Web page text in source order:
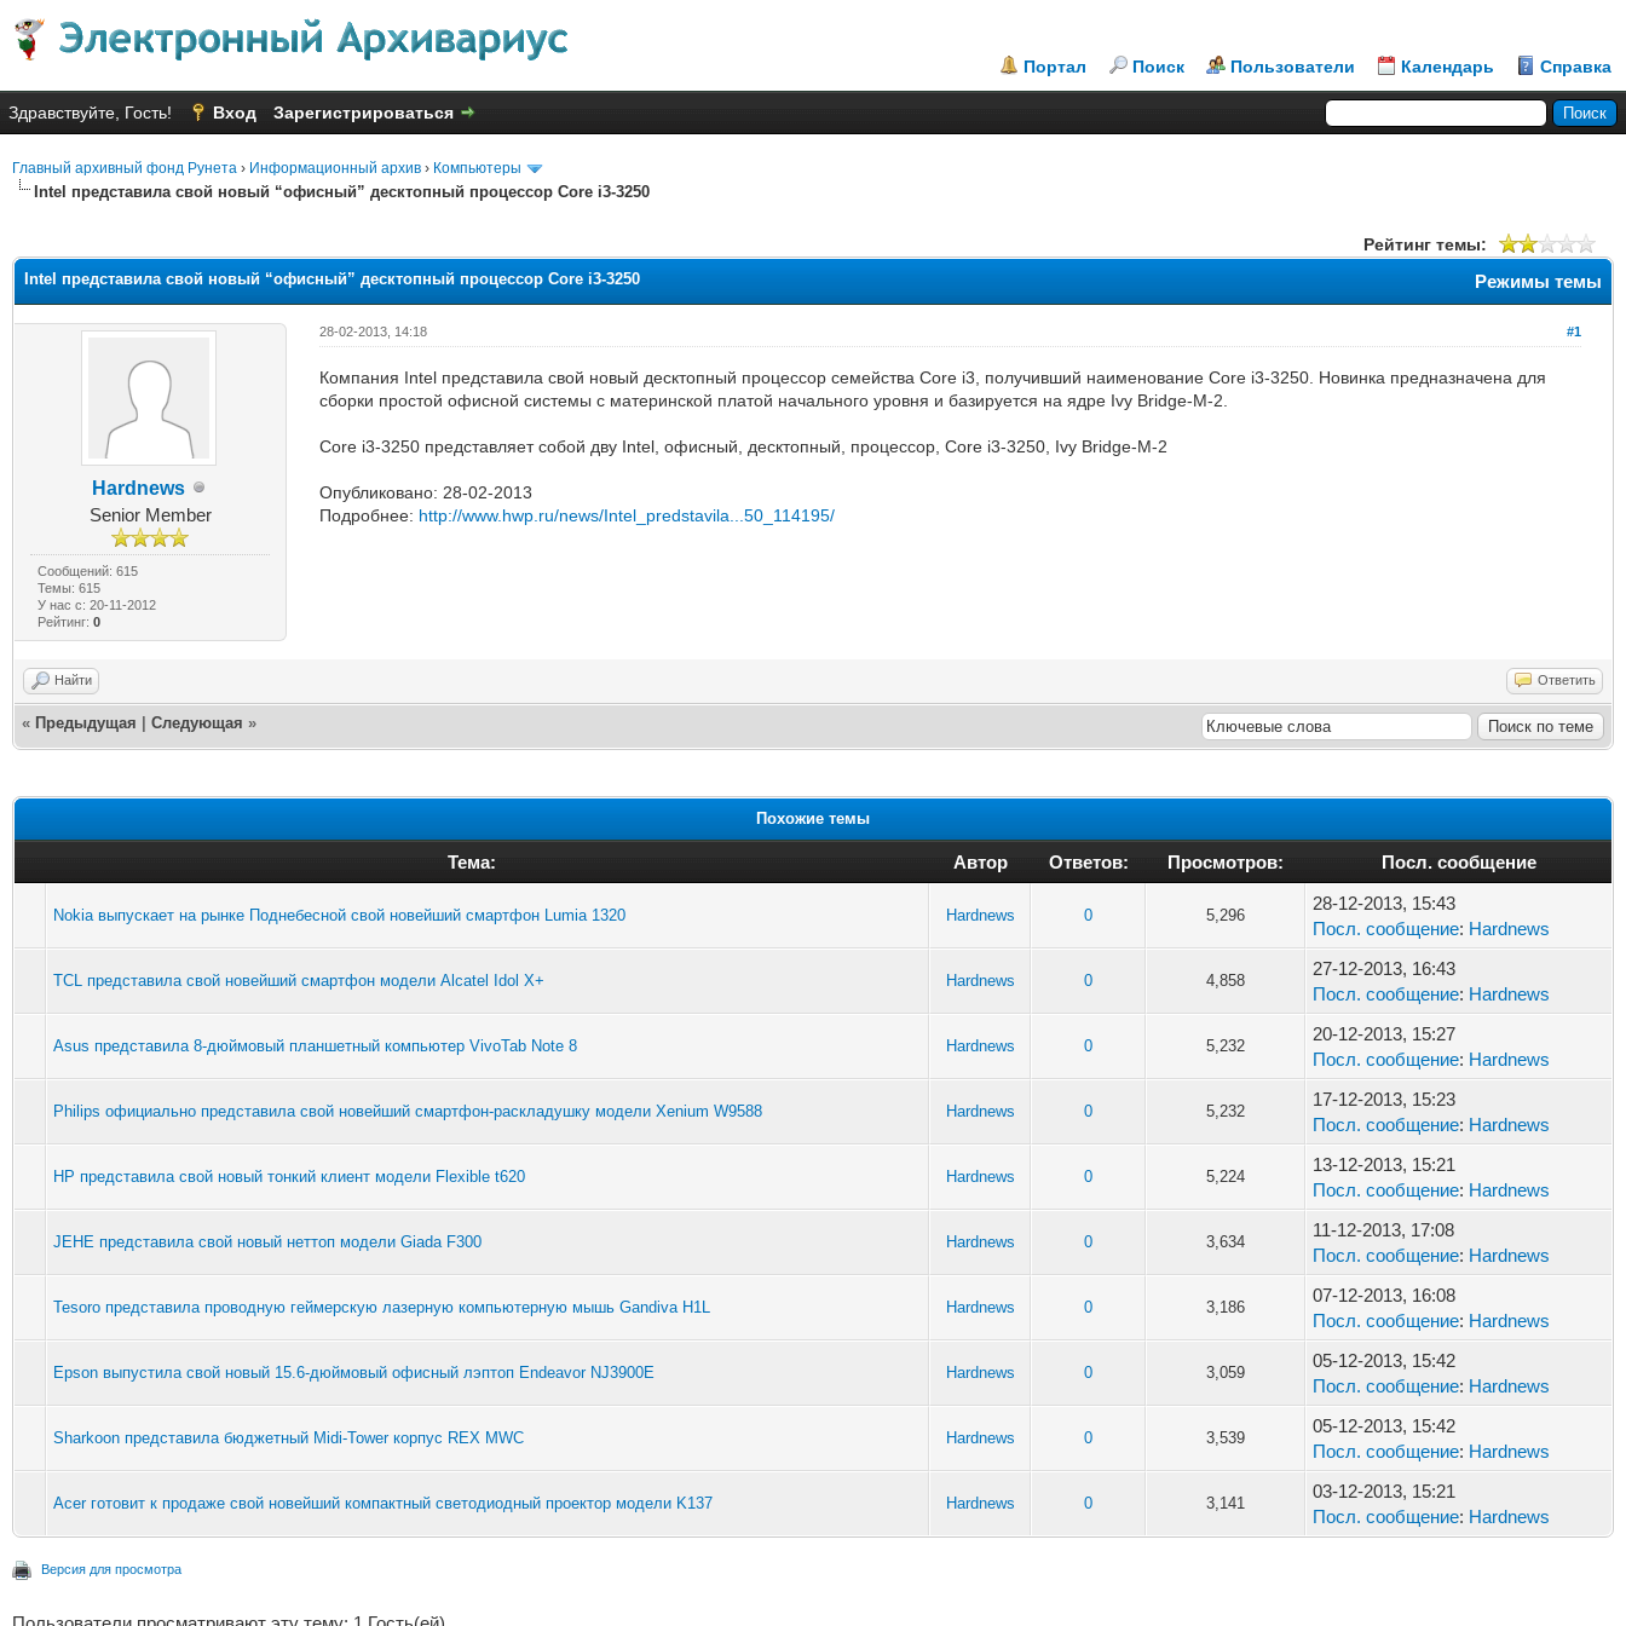
Портал Поиск Пользователи Календарь Справка
Здравствуйте, Гость! Вход Зарегистрироваться
Главный архивный фонд Рунета › Информационный архив › Компьютеры
Intel представила свой новый “офисный” десктопный процессор Core i3-3250
Рейтинг темы:
Режимы темы
Intel представила свой новый “офисный” десктопный процессор Core i3-3250
Hardnews
Senior Member
Сообщений: 615
Темы: 615
У нас с: 20-11-2012
Рейтинг:0
#1
28-02-2013, 14:18
Компания Intel представила свой новый десктопный процессор семейства Core i3, получивший наименование Core i3-3250. Новинка предназначена для
сборки простой офисной системы с материнской платой начального уровня и базируется на ядре Ivy Bridge-M-2.
Core i3-3250 представляет собой дву Intel, офисный, десктопный, процессор, Core i3-3250, Ivy Bridge-M-2
Опубликовано: 28-02-2013
Подробнее: http://www.hwp.ru/news/Intel_predstavila...50_114195/
Найти Ответить
« Предыдущая Следующая »
Похожие темы
Тема: Автор Ответов: Просмотров: Посл. сообщение
Nokia выпускает на рынке Поднебесной свой новейший смартфон Lumia 1320 Hardnews 0 5,296
28-12-2013, 15:43
Посл. сообщение: Hardnews
TCL представила свой новейший смартфон модели Alcatel Idol X+ Hardnews 0 4,858
27-12-2013, 16:43
Посл. сообщение: Hardnews
Asus представила 8-дюймовый планшетный компьютер VivoTab Note 8 Hardnews 0 5,232
20-12-2013, 15:27
Посл. сообщение: Hardnews
Philips официально представила свой новейший смартфон-раскладушку модели Xenium W9588 Hardnews 0 5,232
17-12-2013, 15:23
Посл. сообщение: Hardnews
HP представила свой новый тонкий клиент модели Flexible t620 Hardnews 0 5,224
13-12-2013, 15:21
Посл. сообщение: Hardnews
JEHE представила свой новый неттоп модели Giada F300 Hardnews 0 3,634
11-12-2013, 17:08
Посл. сообщение: Hardnews
Tesoro представила проводную геймерскую лазерную компьютерную мышь Gandiva H1L Hardnews 0 3,186
07-12-2013, 16:08
Посл. сообщение: Hardnews
Epson выпустила свой новый 15.6-дюймовый офисный лэптоп Endeavor NJ3900E Hardnews 0 3,059
05-12-2013, 15:42
Посл. сообщение: Hardnews
Sharkoon представила бюджетный Midi-Tower корпус REX MWC Hardnews 0 3,539
05-12-2013, 15:42
Посл. сообщение: Hardnews
Acer готовит к продаже свой новейший компактный светодиодный проектор модели K137 Hardnews 0 3,141
03-12-2013, 15:21
Посл. сообщение: Hardnews
Версия для просмотра